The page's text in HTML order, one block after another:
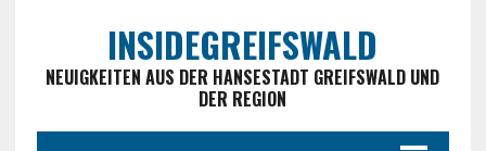
INSIDEGREIFSWALD
NEUIGKEITEN AUS DER HANSESTADT GREIFSWALD UND
DER REGION